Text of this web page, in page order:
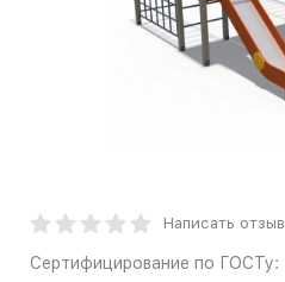
Написать отзыв
Сертифицирование по ГОСТу: